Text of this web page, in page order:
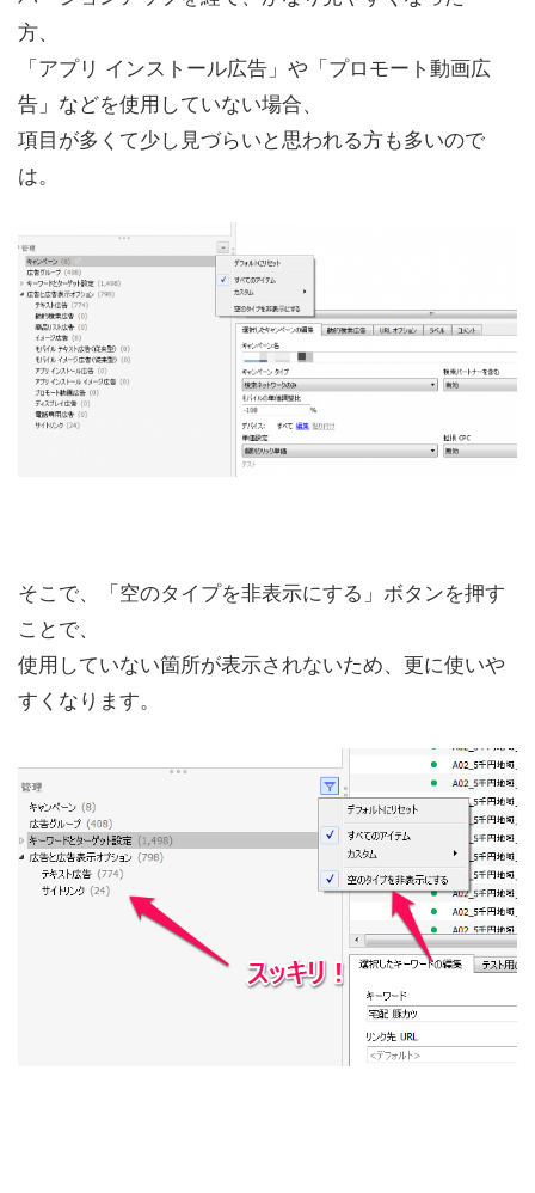
方、
「アプリ インストール広告」や「プロモート動画広
告」などを使用していない場合、
項目が多くて少し見づらいと思われる方も多いので
は。
そこで、「空のタイプを非表示にする」ボタンを押す
ことで、
使用していない箇所が表示されないため、更に使いや
すくなります。